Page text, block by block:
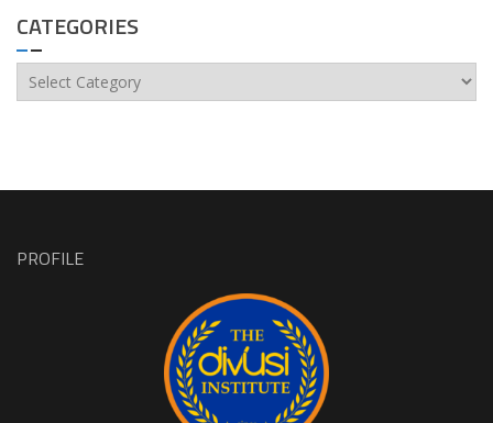
CATEGORIES
Categories
PROFILE